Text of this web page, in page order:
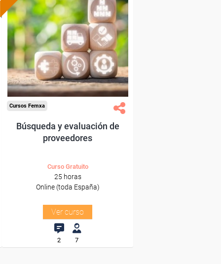
Formación 100%
subvencionada.
Para desempleados,
trabajadores y autónomos.
Sector
-Grandes Almacenes.
Cursos Femxa
Búsqueda y evaluación de
proveedores
Curso Gratuito
25 horas
Online (toda España)
Ver curso
2 7